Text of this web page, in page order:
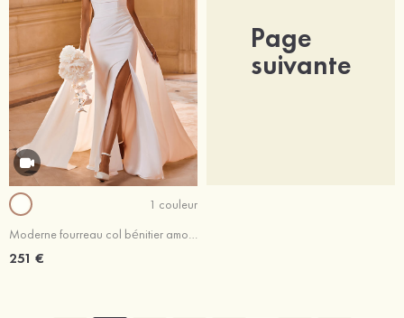
1 couleur
Moderne fourreau col bénitier amovible/abattable crêpe élastique robe de mariée
251 €
Page
suivante